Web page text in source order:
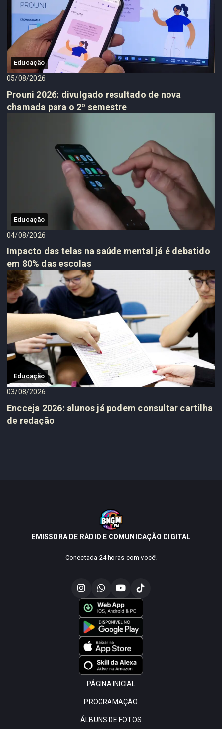
Educação
05/08/2026
Prouni 2026: divulgado resultado de nova
chamada para o 2º semestre
Educação
04/08/2026
Impacto das telas na saúde mental já é debatido
em 80% das escolas
Educação
03/08/2026
Encceja 2026: alunos já podem consultar cartilha
de redação
EMISSORA DE RÁDIO E COMUNICAÇÃO DIGITAL
Conectada 24 horas com você!
PÁGINA INICIAL
PROGRAMAÇÃO
ÁLBUNS DE FOTOS